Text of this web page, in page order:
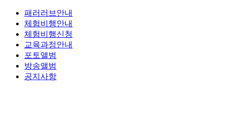
패러러브안내
체험비행안내
체험비행신청
교육과정안내
포토앨범
방송앨범
공지사항